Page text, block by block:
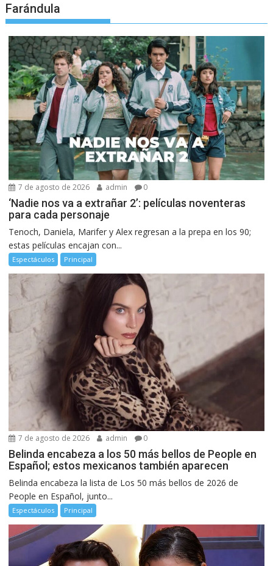
Farándula
7 de agosto de 2026 admin 0
‘Nadie nos va a extrañar 2’: películas noventeras
para cada personaje
Tenoch, Daniela, Marifer y Alex regresan a la prepa en los 90;
estas películas encajan con...
Espectáculos Principal
7 de agosto de 2026 admin 0
Belinda encabeza a los 50 más bellos de People en
Español; estos mexicanos también aparecen
Belinda encabeza la lista de Los 50 más bellos de 2026 de
People en Español, junto...
Espectáculos Principal